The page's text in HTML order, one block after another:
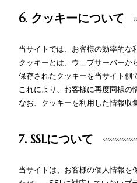
6. クッキーについて
当サイトでは、お客様の効率的な
クッキーとは、ウェブサーバーか
保存されたクッキーを当サイト側
これにより、お客様に再度同様の
なお、クッキーを利用した情報収
7. SSLについて
当サイトは、お客様の個人情報を